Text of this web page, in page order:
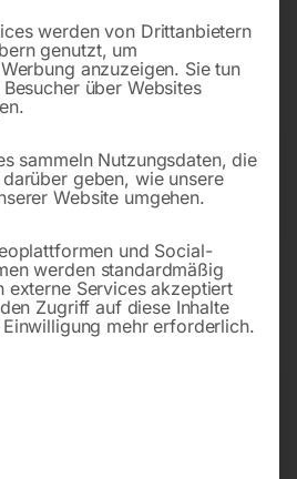
(Österreich):€10,00
gelten für Österreich.
In den Warenkorb
werden von Drittanbietern
genutzt, um
anzuzeigen. Sie tun
über Websites
sammeln Nutzungsdaten, die
geben, wie unsere
Website umgehen.
und Social-
werden standardmäßig
externe Services akzeptiert
Zugriff auf diese Inhalte
mehr erforderlich.